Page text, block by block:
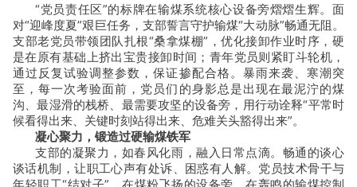
“党员责任区”的标牌在输煤系统核心设备旁熠熠生辉。面
对“迎峰度夏”艰巨任务，支部誓言守护输煤“大动脉”畅通无阻。
支部老党员带领团队扎根“桑拿煤棚”，优化接卸作业时序，硬
是在原有基础上挤出宝贵接卸时间；青年党员则紧盯斗轮机，
通过反复试验调整参数，保证掺配合格。暴雨来袭、寒潮突
至，每一次考验面前，党员们的身影总是出现在最泥泞的煤
沟、最湿滑的栈桥、最需要攻坚的设备旁，用行动诠释“平常时
候看得出来、关键时刻站得出来、危难关头豁得出来”。
凝心聚力，锻造过硬输煤铁军
支部的凝聚力，如春风化雨，融入日常点滴。畅通的谈心
谈话机制，让职工心声有处诉、困惑有人解。党员技术骨干与